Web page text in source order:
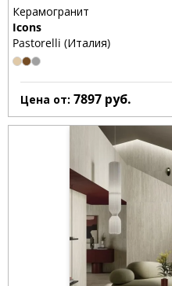
Керамогранит
Icons
Pastorelli (Италия)
Цена от: 7897 руб.